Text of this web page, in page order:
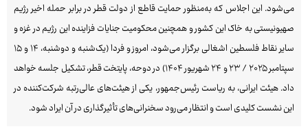
می‌شود. این اجلاس که به‌منظور حمایت قاطع از دولت قطر در برابر حمله اخیر رژیم
صهیونیستی به خاک این کشور و همچنین محکومیت جنایات فزاینده این رژیم در غزه و
سایر نقاط فلسطین اشغالی برگزار می‌شود، امروز و فردا (یک‌شنبه و دوشنبه، ۱۴ و ۱۵
سپتامبر ۲۰۲۵ / ۲۳ و ۲۴ شهریور ۱۴۰۴) در دوحه، پایتخت قطر، تشکیل جلسه خواهد
داد. هیئت ایرانی، به ریاست رئیس‌جمهور، یکی از هیئت‌های عالی‌رتبه شرکت‌کننده در
این نشست کلیدی است و انتظار می‌رود سخنرانی‌های تأثیرگذاری در آن ایراد شود.